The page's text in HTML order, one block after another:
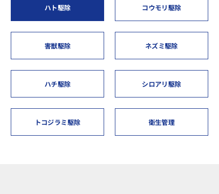
ハト駆除 コウモリ駆除
害獣駆除 ネズミ駆除
ハチ駆除 シロアリ駆除
トコジラミ駆除 衛生管理